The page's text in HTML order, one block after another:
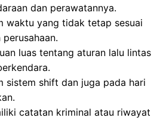
dan perawatannya.
waktu yang tidak tetap sesuai
luas tentang aturan lalu lintas
sistem shift dan juga pada hari
catatan kriminal atau riwayat